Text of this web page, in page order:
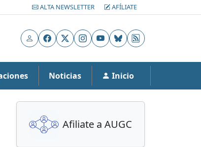
ALTA NEWSLETTER AFÍLIATE
UsuarioFacebook
X Instagram
YouTubeBluesky
RSS
Noticias Inicio
Afiliate a AUGC